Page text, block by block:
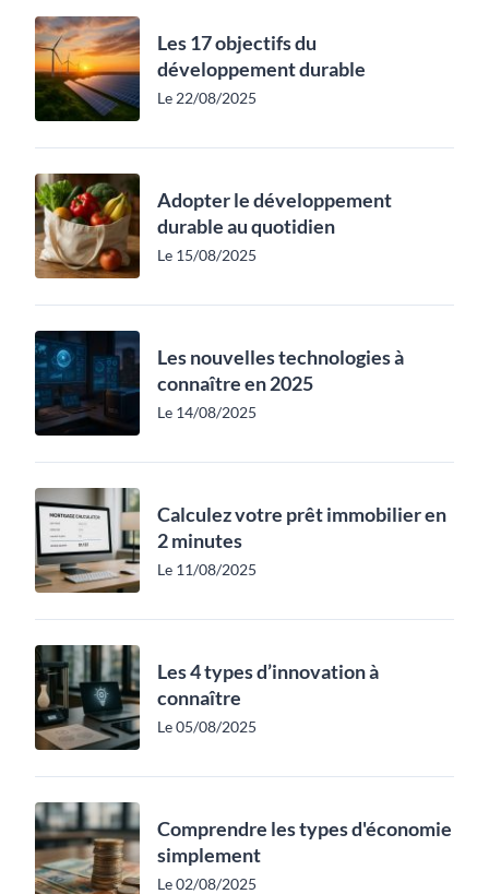
Les 17 objectifs du
développement durable
Le 22/08/2025
Adopter le développement
durable au quotidien
Le 15/08/2025
Les nouvelles technologies à
connaître en 2025
Le 14/08/2025
Calculez votre prêt immobilier en
2 minutes
Le 11/08/2025
Les 4 types d’innovation à
connaître
Le 05/08/2025
Comprendre les types d'économie
simplement
Le 02/08/2025